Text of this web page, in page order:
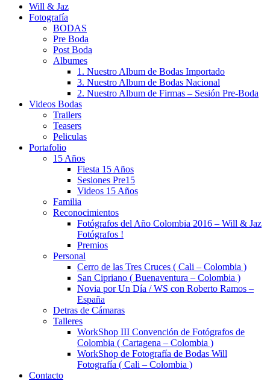
Will & Jaz
Fotografía
BODAS
Pre Boda
Post Boda
Albumes
1. Nuestro Album de Bodas Importado
3. Nuestro Album de Bodas Nacional
2. Nuestro Album de Firmas – Sesión Pre-Boda
Videos Bodas
Trailers
Teasers
Peliculas
Portafolio
15 Años
Fiesta 15 Años
Sesiones Pre15
Videos 15 Años
Familia
Reconocimientos
Fotógrafos del Año Colombia 2016 – Will & Jaz
Fotógrafos !
Premios
Personal
Cerro de las Tres Cruces ( Cali – Colombia )
San Cipriano ( Buenaventura – Colombia )
Novia por Un Día / WS con Roberto Ramos –
España
Detras de Cámaras
Talleres
WorkShop III Convención de Fotógrafos de
Colombia ( Cartagena – Colombia )
WorkShop de Fotografía de Bodas Will
Fotografía ( Cali – Colombia )
Contacto